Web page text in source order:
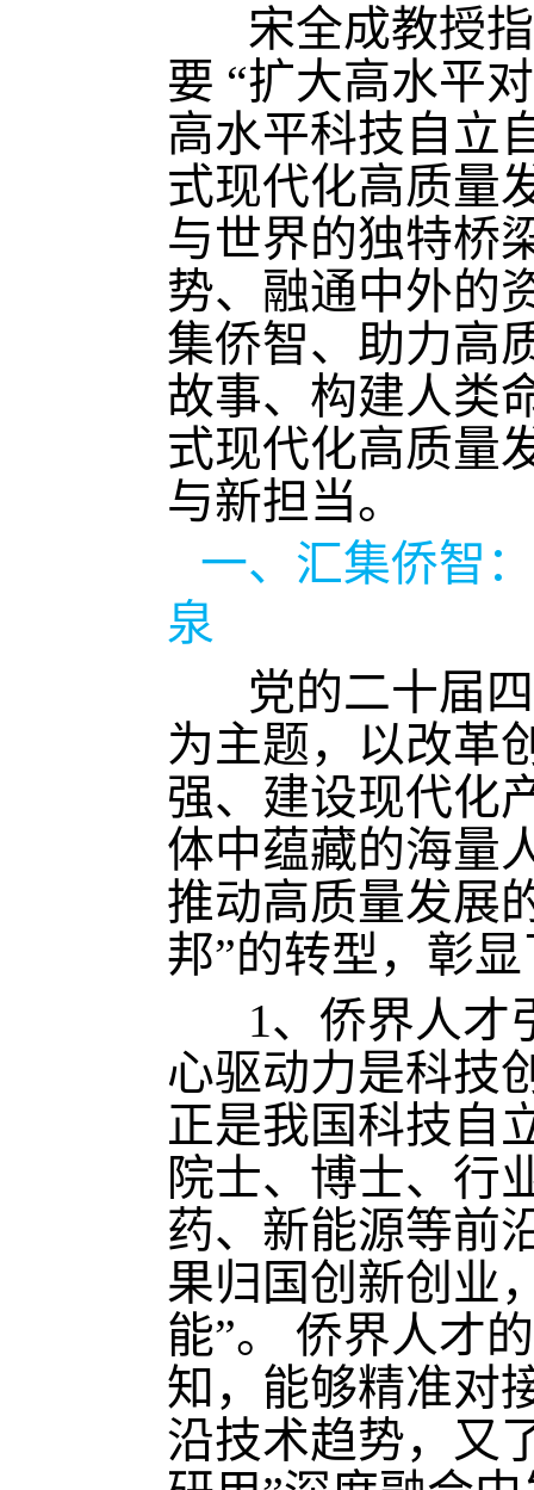
宋全成教授
要 “扩大高水平
高水平科技自立
式现代化高质量
与世界的独特桥
势、融通中外的
集侨智、助力高
故事、构建人类
式现代化高质量
与新担当。
一、汇集侨智
泉
党的二十届四
为主题，以改革
强、建设现代化
体中蕴藏的海量
推动高质量发展
邦”的转型，彰
1、侨界人才
心驱动力是科技
正是我国科技自
院士、博士、行
药、新能源等前
果归国创新创业
能”。 侨界人才
知，能够精准对
沿技术趋势，又